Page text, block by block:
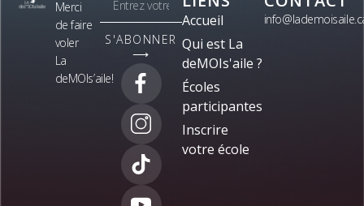
Merci
de faire
voler
La
deMOIs’aile!
S'ABONNER
⟶
Accueil
Qui est La
deMOIs'aile ?
Écoles
participantes
Inscrire
votre école